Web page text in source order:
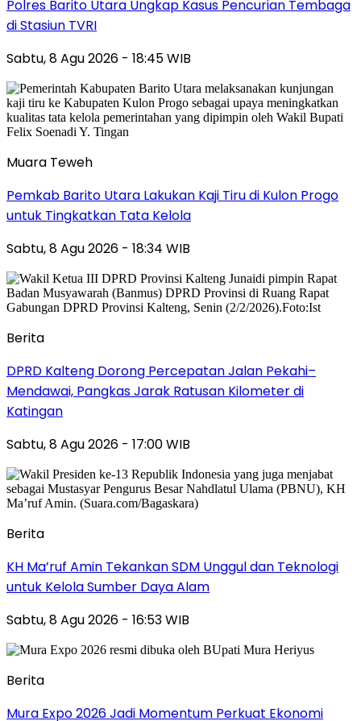
Polres Barito Utara Ungkap Kasus Pencurian Tembaga
di Stasiun TVRI
Sabtu, 8 Agu 2026 - 18:45 WIB
Muara Teweh
Pemkab Barito Utara Lakukan Kaji Tiru di Kulon Progo
untuk Tingkatkan Tata Kelola
Sabtu, 8 Agu 2026 - 18:34 WIB
Berita
DPRD Kalteng Dorong Percepatan Jalan Pekahi–
Mendawai, Pangkas Jarak Ratusan Kilometer di
Katingan
Sabtu, 8 Agu 2026 - 17:00 WIB
Berita
KH Ma’ruf Amin Tekankan SDM Unggul dan Teknologi
untuk Kelola Sumber Daya Alam
Sabtu, 8 Agu 2026 - 16:53 WIB
Berita
Mura Expo 2026 Jadi Momentum Perkuat Ekonomi